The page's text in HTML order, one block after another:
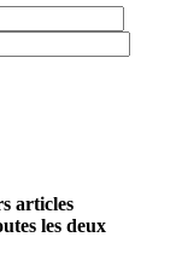
articles
les deux